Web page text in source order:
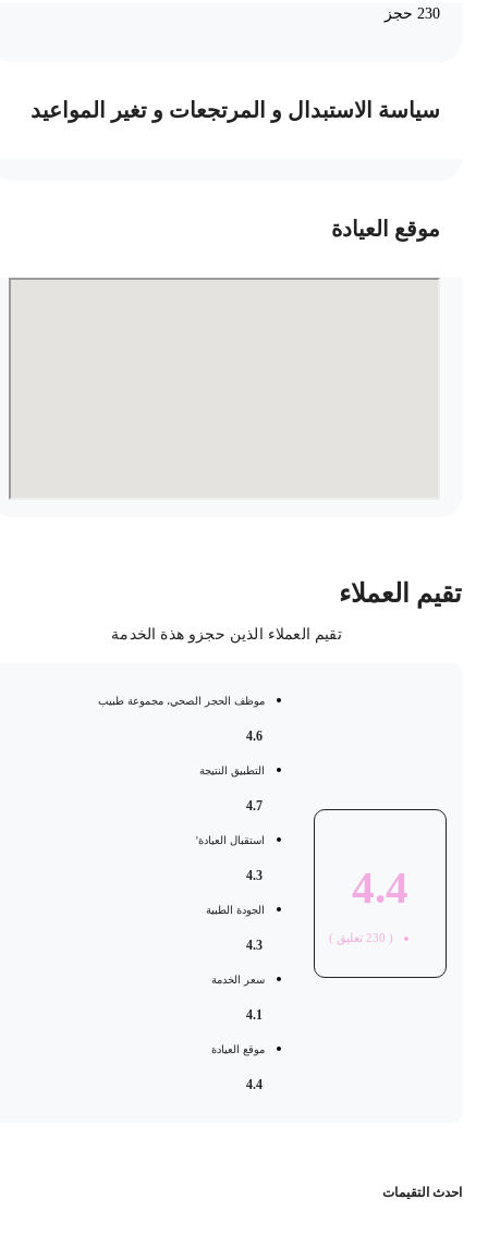
سياسة الاستبدال و المرتجعات و تغير المواعيد
موقع العيادة
العملاء
تقيم العملاء الذين حجزو هذة الخدمة
4.4
230 تعليق )
موظف الحجر الصحي، مجموعة طبيب
التطبيق النتيجة
استقبال العيادة'
الجودة الطبية
سعر الخدمة
موقع العيادة
التقيمات